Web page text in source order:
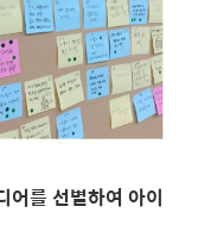
를 선별하여 아이